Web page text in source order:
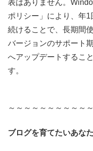
表はありません。
ポリシー」により、年
続けることで、長期間
バージョンのサポート
へアップデートするこ
す。
～～～～～～～～～～
ブログを育てたいあな